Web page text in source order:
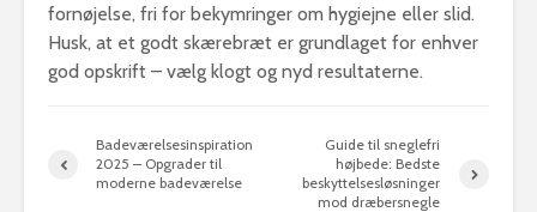
fornøjelse, fri for bekymringer om hygiejne eller slid.
Husk, at et godt skærebræt er grundlaget for enhver
god opskrift – vælg klogt og nyd resultaterne.
Badeværelsesinspiration
2025 – Opgrader til
moderne badeværelse
Guide til sneglefri
højbede: Bedste
beskyttelsesløsninger
mod dræbersnegle